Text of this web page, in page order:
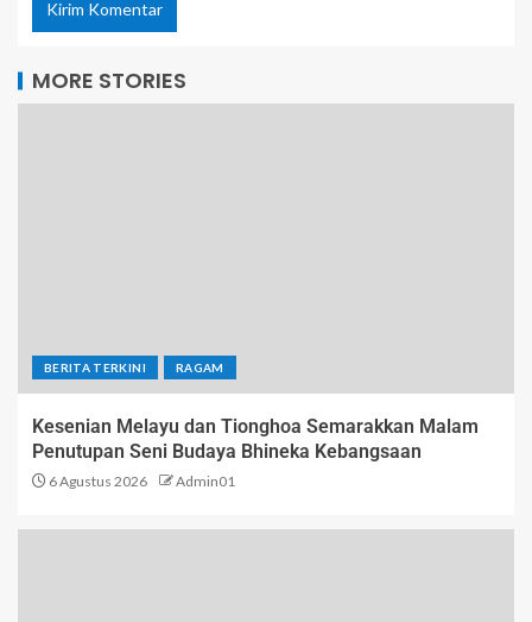
MORE STORIES
BERITA TERKINI RAGAM
Kesenian Melayu dan Tionghoa Semarakkan Malam
Penutupan Seni Budaya Bhineka Kebangsaan
6 Agustus 2026 Admin01